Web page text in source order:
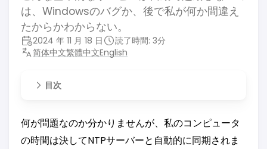
は、Windowsのバグか、後で私が何か間違え
たからかわからない。
2024 年 11 月 18 日
読了時間: 3分
简体中文繁體中文English
目次
何が問題なのか分かりませんが、私のコンピュータ
の時間は決してNTPサーバーと自動的に同期されま